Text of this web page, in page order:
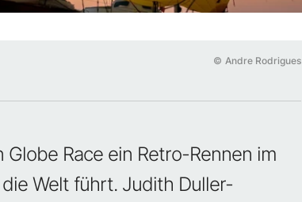
© Andre Rodrigues
Race ein Retro-Rennen im
Welt führt. Judith Duller-